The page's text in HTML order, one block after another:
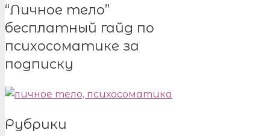
“Личное тело”
бесплатный гайд по
психосоматике за
подписку
Рубрики